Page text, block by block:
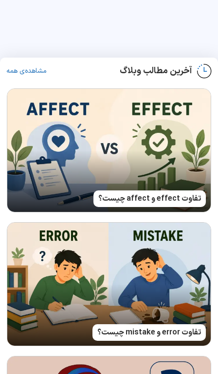
آخرین مطالب وبلاگ مشاهده‌ی همه
تفاوت effect و affect چیست؟
تفاوت error و mistake چیست؟